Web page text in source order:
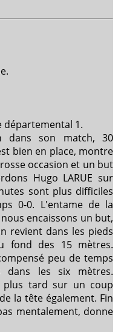
départemental 1.
dans son match, 30
bien en place, montre
occasion et un but
Hugo LARUE sur
sont plus difficiles
0-0. L'entame de la
encaissons un but,
revient dans les pieds
fond des 15 mètres.
peu de temps
dans les six mètres.
plus tard sur un coup
la tête également. Fin
mentalement, donne